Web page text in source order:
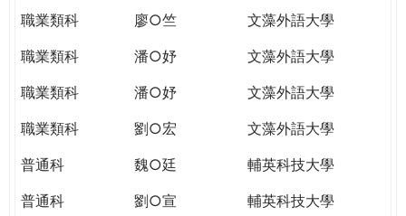
職業類科 廖○竺
文藻外語大學
職業類科
潘○妤
文藻外語大學
職業類科
潘○妤
文藻外語大學
職業類科
劉○宏
文藻外語大學
普通科
魏○廷
輔英科技大學
普通科
劉○宣
輔英科技大學